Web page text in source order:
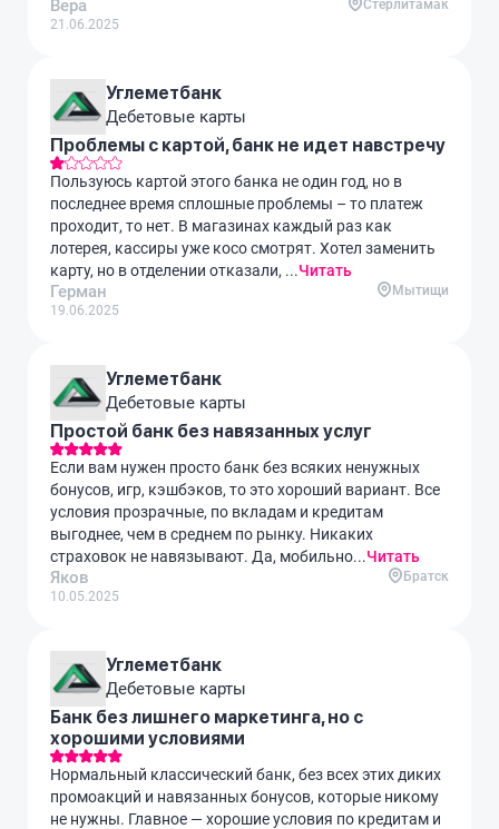
Вера
21.06.2025
Стерлитамак
Углеметбанк
Дебетовые карты
Проблемы с картой, банк не идет навстречу
Пользуюсь картой этого банка не один год, но в
последнее время сплошные проблемы – то платеж
проходит, то нет. В магазинах каждый раз как
лотерея, кассиры уже косо смотрят. Хотел заменить
карту, но в отделении отказали, ...Читать
Герман
19.06.2025
Мытищи
Углеметбанк
Дебетовые карты
Простой банк без навязанных услуг
Если вам нужен просто банк без всяких ненужных
бонусов, игр, кэшбэков, то это хороший вариант. Все
условия прозрачные, по вкладам и кредитам
выгоднее, чем в среднем по рынку. Никаких
страховок не навязывают. Да, мобильно...Читать
Яков
10.05.2025
Братск
Углеметбанк
Дебетовые карты
Банк без лишнего маркетинга, но с
хорошими условиями
Нормальный классический банк, без всех этих диких
промоакций и навязанных бонусов, которые никому
не нужны. Главное — хорошие условия по кредитам и